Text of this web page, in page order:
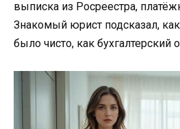
выписка из Росреестра,
Знакомый юрист подсказал,
было чисто, как бухгалтерский